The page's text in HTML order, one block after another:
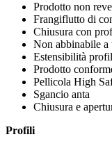
Prodotto non
Frangiflutto di
Chiusura con
Non abbinabile a
Estensibilità
Prodotto
Pellicola High
Sgancio anta
Chiusura e
Profili